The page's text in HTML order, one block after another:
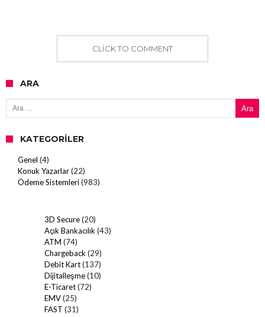
CLICK TO COMMENT
ARA
Arama:
KATEGORILER
Genel (4)
Konuk Yazarlar(22)
Ödeme Sistemleri(983)
3D Secure(20)
Açık Bankacılık (43)
ATM (74)
Chargeback (29)
Debit Kart(137)
Dijitalleşme(10)
E-Ticaret(72)
EMV(25)
FAST (31)